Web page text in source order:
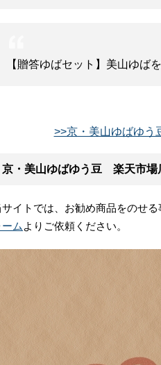
【贈答ゆばセット】美山ゆば
>>京・美山ゆばゆ
京・美山ゆばゆう豆 楽天市場
サイトでは、お勧め商品をのせ
ーム よりご依頼ください。